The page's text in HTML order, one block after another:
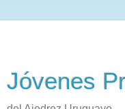
Jóvenes